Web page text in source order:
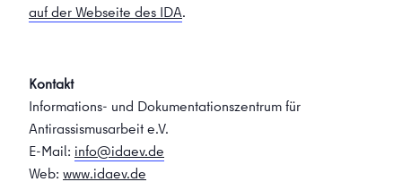
auf der Webseite des IDA.
Kontakt
Informations- und Dokumentationszentrum für
Antirassismusarbeit e.V.
E-Mail: info@idaev.de
Web: www.idaev.de